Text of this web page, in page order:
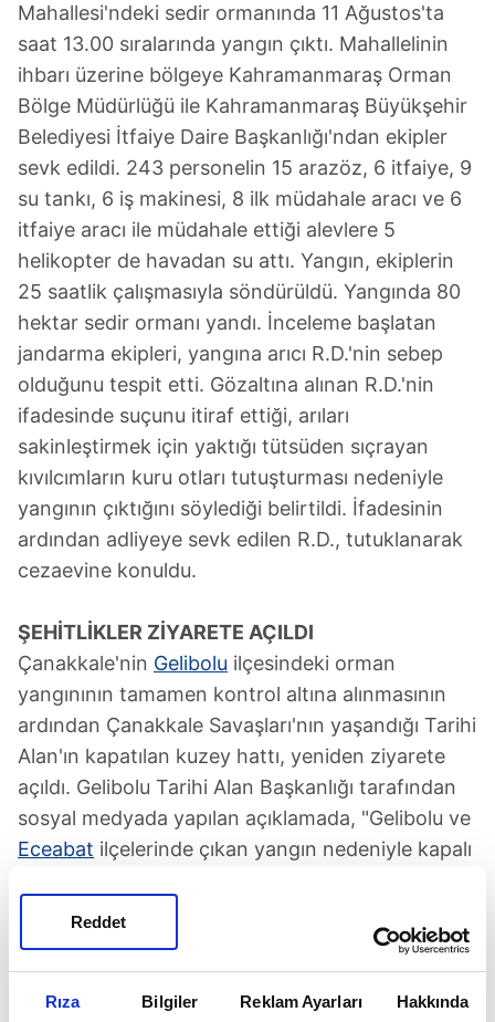
Rıza Bilgiler Reklam Ayarları Hakkında
Reddet
Mahallesi'ndeki sedir ormanında 11 Ağustos'ta
saat 13.00 sıralarında yangın çıktı. Mahallelinin
ihbarı üzerine bölgeye Kahramanmaraş Orman
Bölge Müdürlüğü ile Kahramanmaraş Büyükşehir
Belediyesi İtfaiye Daire Başkanlığı'ndan ekipler
sevk edildi. 243 personelin 15 arazöz, 6 itfaiye, 9
su tankı, 6 iş makinesi, 8 ilk müdahale aracı ve 6
itfaiye aracı ile müdahale ettiği alevlere 5
helikopter de havadan su attı. Yangın, ekiplerin
25 saatlik çalışmasıyla söndürüldü. Yangında 80
hektar sedir ormanı yandı. İnceleme başlatan
jandarma ekipleri, yangına arıcı R.D.'nin sebep
olduğunu tespit etti. Gözaltına alınan R.D.'nin
ifadesinde suçunu itiraf ettiği, arıları
sakinleştirmek için yaktığı tütsüden sıçrayan
kıvılcımların kuru otları tutuşturması nedeniyle
yangının çıktığını söylediği belirtildi. İfadesinin
ardından adliyeye sevk edilen R.D., tutuklanarak
cezaevine konuldu.
ŞEHİTLİKLER ZİYARETE AÇILDI
Çanakkale'nin Gelibolu ilçesindeki orman
yangınının tamamen kontrol altına alınmasının
ardından Çanakkale Savaşları'nın yaşandığı Tarihi
Alan'ın kapatılan kuzey hattı, yeniden ziyarete
açıldı. Gelibolu Tarihi Alan Başkanlığı tarafından
sosyal medyada yapılan açıklamada, "Gelibolu ve
Eceabat ilçelerinde çıkan yangın nedeniyle kapalı
Mimoza, 57. Alay ve Conkbayırı) ziyarete
açılmıştır. Kamuoyuna saygıyla duyurulur" denildi.
50 YIL GEÇSE BİLE YERİNE GELMEZ'